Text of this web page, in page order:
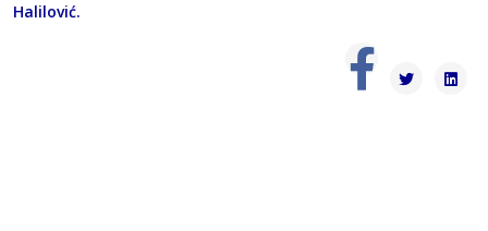
Halilović.